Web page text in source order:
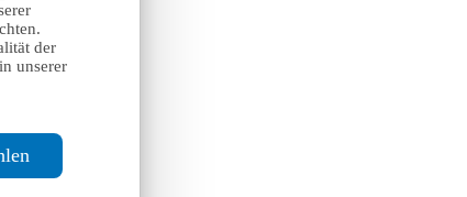
der
unserer